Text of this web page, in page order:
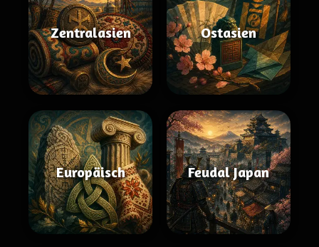
Zentralasien Ostasien
Europäisch Feudal Japan